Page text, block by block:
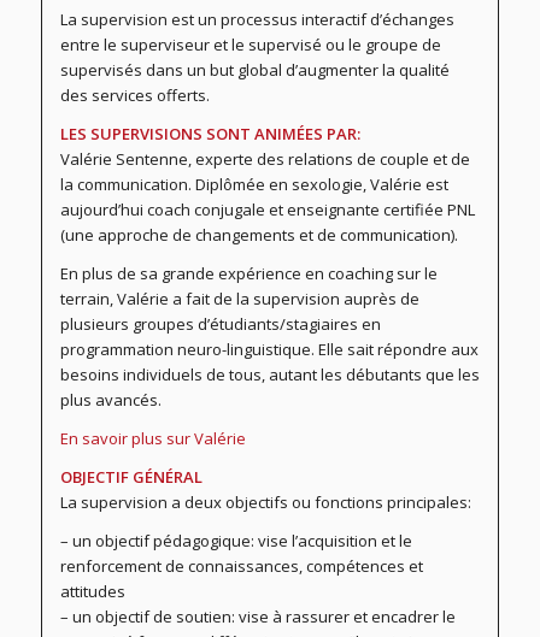
La supervision est un processus interactif d’échanges
entre le superviseur et le supervisé ou le groupe de
supervisés dans un but global d’augmenter la qualité
des services offerts.
LES SUPERVISIONS SONT ANIMÉES PAR:
Valérie Sentenne, experte des relations de couple et de
la communication. Diplômée en sexologie, Valérie est
aujourd’hui coach conjugale et enseignante certifiée PNL
(une approche de changements et de communication).
En plus de sa grande expérience en coaching sur le
terrain, Valérie a fait de la supervision auprès de
plusieurs groupes d’étudiants/stagiaires en
programmation neuro-linguistique. Elle sait répondre aux
besoins individuels de tous, autant les débutants que les
plus avancés.
En savoir plus sur Valérie
OBJECTIF GÉNÉRAL
La supervision a deux objectifs ou fonctions principales:
– un objectif pédagogique: vise l’acquisition et le
renforcement de connaissances, compétences et
attitudes
– un objectif de soutien: vise à rassurer et encadrer le